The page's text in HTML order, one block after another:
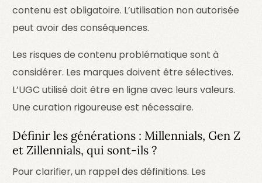
contenu est obligatoire. L’utilisation non autorisée
peut avoir des conséquences.
Les risques de contenu problématique sont à
considérer. Les marques doivent être sélectives.
L’UGC utilisé doit être en ligne avec leurs valeurs.
Une curation rigoureuse est nécessaire.
Définir les générations : Millennials, Gen Z
et Zillennials, qui sont-ils ?
Pour clarifier, un rappel des définitions. Les